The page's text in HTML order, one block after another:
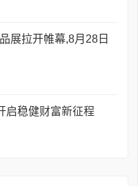
展拉开帷幕,8月28日
启稳健财富新征程